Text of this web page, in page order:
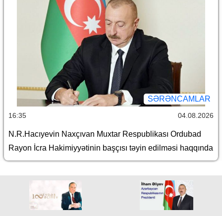
SƏRƏNCAMLAR
16:35 04.08.2026
N.R.Hacıyevin Naxçıvan Muxtar Respublikası Ordubad
Rayon İcra Hakimiyyətinin başçısı təyin edilməsi haqqında